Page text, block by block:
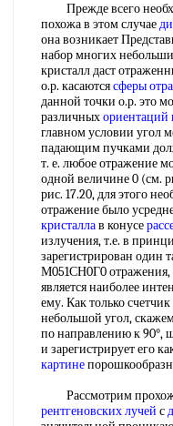
Прежде всего
похожа в этом случае
она возникает
набор многих
кристалл даст
о.р. касаютсясферы
данной точки о.р. это
различныхориентаций
главном условии угол
падающим пучками
т. е. любое отражение
одной величине 0 (см.
рис. 17.20, для этого
отражение было
кристаллав конусе
излучения, т.е. в
зарегистрирован один
М051СН0Г0 отражения,
является наиболее
ему. Как только
небольшой угол,
по направлению к 90°,
и зарегистрирует его
картине
Рассмотрим
рентгеновских лучей с